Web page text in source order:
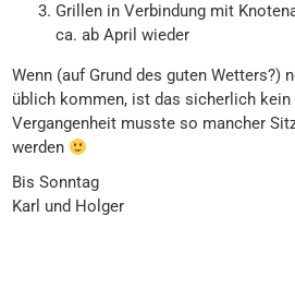
Grillen in Verbindung mit
ca. ab April wieder
Wenn (auf Grund des guten Wetters?)
üblich kommen, ist das sicherlich kein
Vergangenheit musste so mancher
werden
Bis Sonntag
Karl und Holger